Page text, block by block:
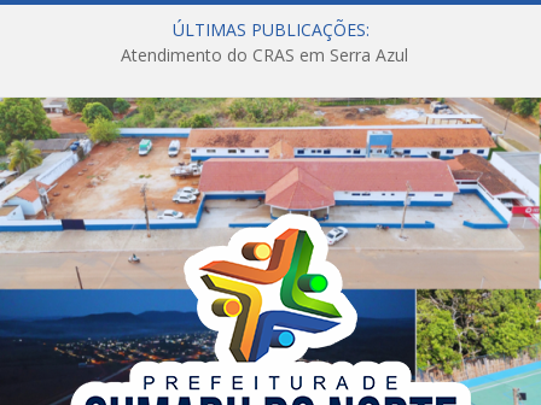
ÚLTIMAS PUBLICAÇÕES:
Atendimento do CRAS em Serra Azul